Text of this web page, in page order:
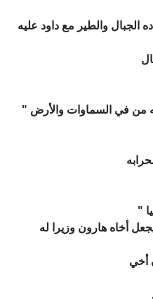
الجبال والطير مع داود عليه
من في السماوات والأرض "
"
أخاه هارون وزيرا له
أخي